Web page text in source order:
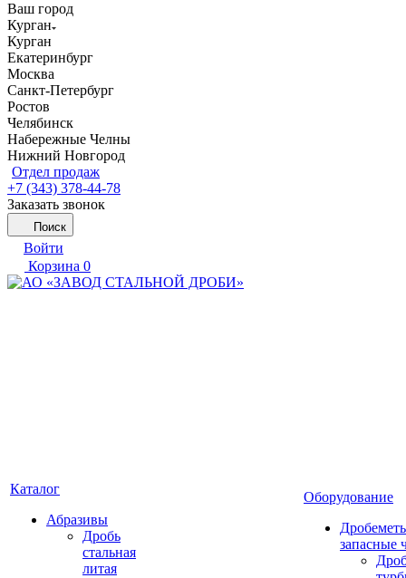
Ваш город
Курган
Курган
Екатеринбург
Москва
Санкт-Петербург
Ростов
Челябинск
Набережные Челны
Нижний Новгород
Отдел продаж
+7 (343) 378-44-78
Заказать звонок
Поиск
Войти
Корзина 0
Каталог
Абразивы
Дробь
стальная
литая
Оборудование
запасные